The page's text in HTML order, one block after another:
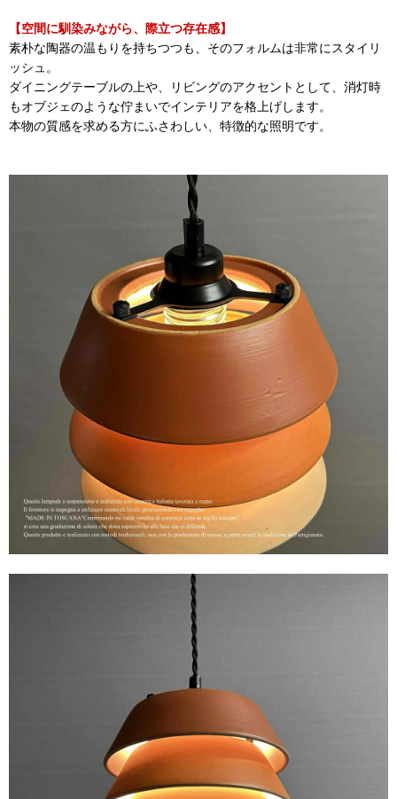
【空間に馴染みながら、際立つ存在感】
素朴な陶器の温もりを持ちつつも、そのフォルムは非常にスタイリ
ッシュ。
ダイニングテーブルの上や、リビングのアクセントとして、消灯時
もオブジェのような佇まいでインテリアを格上げします。
本物の質感を求める方にふさわしい、特徴的な照明です。